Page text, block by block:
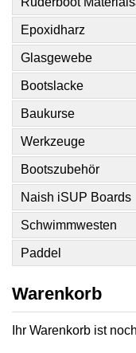
Epoxidharz
Glasgewebe
Bootslacke
Baukurse
Werkzeuge
Bootszubehör
Naish iSUP Boards
Schwimmwesten
Paddel
Warenkorb
Ihr Warenkorb ist